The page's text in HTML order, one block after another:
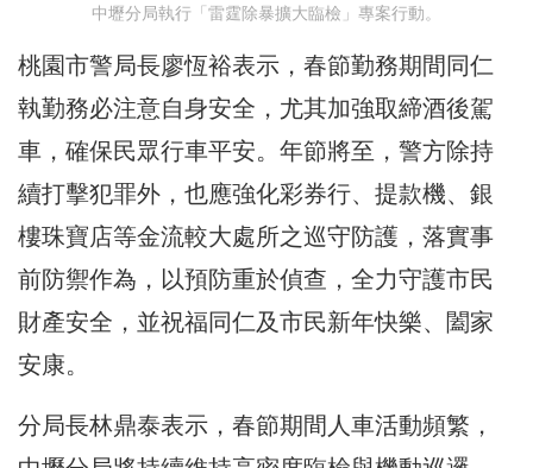
中壢分局執行「雷霆除暴擴大臨檢」專案行動。
桃園市警局長廖恆裕表示，春節勤務期間同仁
執勤務必注意自身安全，尤其加強取締酒後駕
車，確保民眾行車平安。年節將至，警方除持
續打擊犯罪外，也應強化彩券行、提款機、銀
樓珠寶店等金流較大處所之巡守防護，落實事
前防禦作為，以預防重於偵查，全力守護市民
財產安全，並祝福同仁及市民新年快樂、闔家
安康。
分局長林鼎泰表示，春節期間人車活動頻繁，